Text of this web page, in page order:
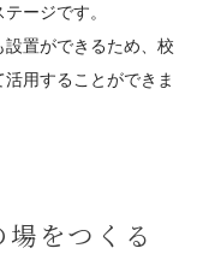
ージです。
置ができるため、校
用することができま
をつくる